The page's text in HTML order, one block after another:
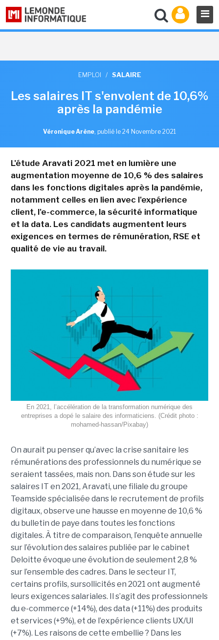
EMPLOI / SALAIRE
Les salaires IT s'envolent de 10,6%
après la pandémie
Véronique Arène, publié le 24 Novembre 2021
L'étude Aravati 2021 met en lumière une
augmentation moyenne de 10,6 % des salaires
dans les fonctions digitales après la pandémie,
notamment celles en lien avec l'expérience
client, l'e-commerce, la sécurité informatique
et la data. Les candidats augmentent leurs
exigences en termes de rémunération, RSE et
qualité de vie au travail.
En 2021, l’accélération de la transformation numérique des
entreprises a dopé le salaire des informaticiens. (Crédit photo :
mohamed-hassan/Pixabay)
On aurait pu penser qu’avec la crise sanitaire les
rémunérations des professionnels du numérique se
seraient tassées, mais non. Dans son étude sur les
salaires IT en 2021, Aravati, une filiale du groupe
Teamside spécialisée dans le recrutement de profils
digitaux, observe une hausse en moyenne de 10,6 %
du bulletin de paye dans toutes les fonctions
digitales. À titre de comparaison, l’enquête annuelle
sur l’évolution des salaires publiée par le cabinet
Deloitte évoque une évolution de seulement 2,8 %
sur l’ensemble des cadres. Dans le secteur IT,
certains profils, sursollicités en 2021 ont augmenté
leurs exigences salariales. Il s’agit des professionnels
du e-commerce (+14%), des data (+11%) des produits
et services (+9%), et de l’expérience clients UX/UI
(+7%). Les raisons de cette embellie ? Dans les